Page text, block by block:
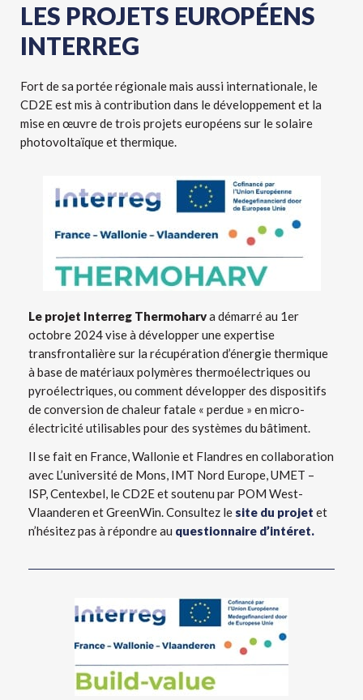
LES PROJETS EUROPÉENS
INTERREG
Fort de sa portée régionale mais aussi internationale, le
CD2E est mis à contribution dans le développement et la
mise en œuvre de trois projets européens sur le solaire
photovoltaïque et thermique.
Le projet Interreg Thermoharva démarré au 1er
octobre 2024 vise à développer une expertise
transfrontalière sur la récupération d’énergie thermique
à base de matériaux polymères thermoélectriques ou
pyroélectriques, ou comment développer des dispositifs
de conversion de chaleur fatale « perdue » en micro-
électricité utilisables pour des systèmes du bâtiment.
Il se fait en France, Wallonie et Flandres en collaboration
avec L’université de Mons, IMT Nord Europe, UMET –
ISP, Centexbel, le CD2E et soutenu par POM West-
Vlaanderen et GreenWin. Consultez le site du projet et
n’hésitez pas à répondre au questionnaire d’intéret.